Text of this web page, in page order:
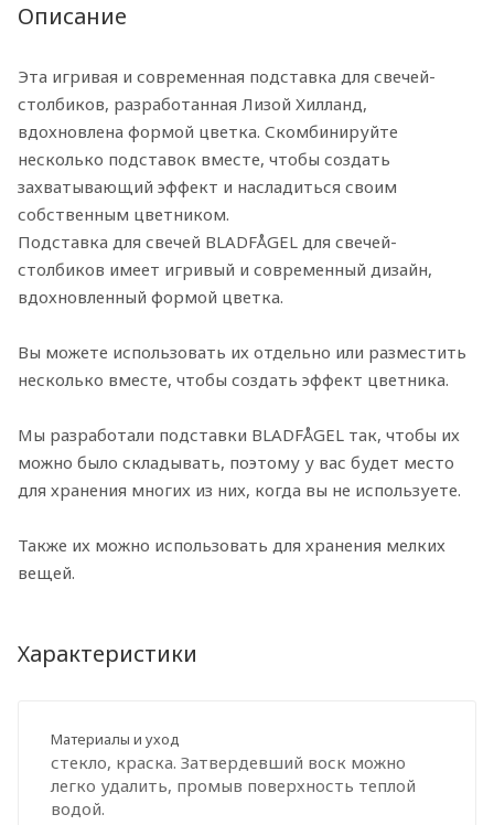
Описание
Эта игривая и современная подставка для свечей-
столбиков, разработанная Лизой Хилланд,
вдохновлена формой цветка. Скомбинируйте
несколько подставок вместе, чтобы создать
захватывающий эффект и насладиться своим
собственным цветником.
Подставка для свечей BLADFÅGEL для свечей-
столбиков имеет игривый и современный дизайн,
вдохновленный формой цветка.
Вы можете использовать их отдельно или разместить
несколько вместе, чтобы создать эффект цветника.
Мы разработали подставки BLADFÅGEL так, чтобы их
можно было складывать, поэтому у вас будет место
для хранения многих из них, когда вы не используете.
Также их можно использовать для хранения мелких
вещей.
Характеристики
Материалы и уход
стекло, краска. Затвердевший воск можно
легко удалить, промыв поверхность теплой
водой.